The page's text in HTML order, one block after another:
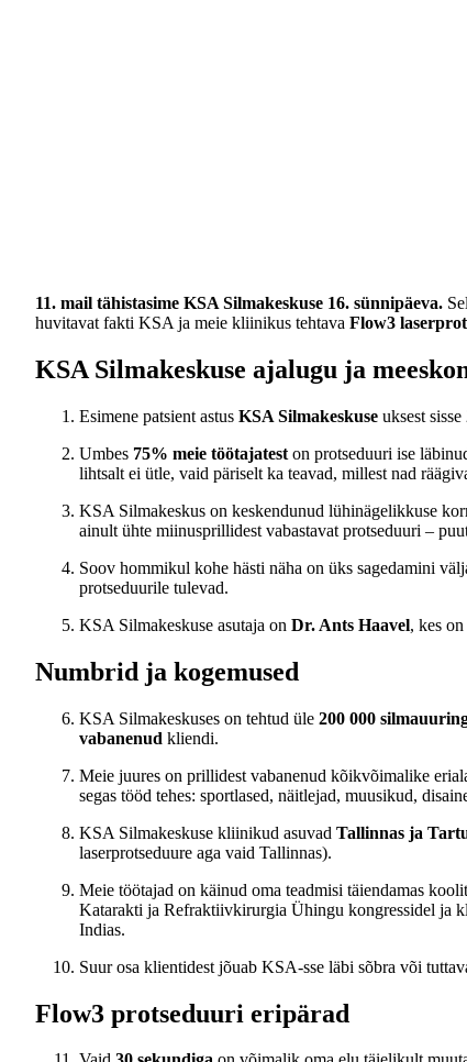
11. mail tähistasime KSA Silmakeskuse 16. sünnipäeva.
huvitavat fakti KSA ja meie kliinikus tehtava Flow3
KSA Silmakeskuse ajalugu ja
Esimene patsient astus KSA Silmakeskuse uksest
Umbes 75% meie töötajatest on protseduuri ise
lihtsalt ei ütle, vaid päriselt ka teavad, millest nad
KSA Silmakeskus on keskendunud lühinägelikkuse
ainult ühte miinusprillidest vabastavat protseduuri –
Soov hommikul kohe hästi näha on üks sagedamini
protseduurile tulevad.
KSA Silmakeskuse asutaja on Dr. Ants Haavel, kes
Numbrid ja kogemused
KSA Silmakeskuses on tehtud üle 200 000
vabanenud kliendi.
Meie juures on prillidest vabanenud kõikvõimalike
segas tööd tehes: sportlased, näitlejad, muusikud,
KSA Silmakeskuse kliinikud asuvad Tallinnas ja
laserprotseduure aga vaid Tallinnas).
Meie töötajad on käinud oma teadmisi täiendamas
Katarakti ja Refraktiivkirurgia Ühingu kongressidel ja
Indias.
Suur osa klientidest jõuab KSA-sse läbi sõbra või
Flow3 protseduuri eripärad